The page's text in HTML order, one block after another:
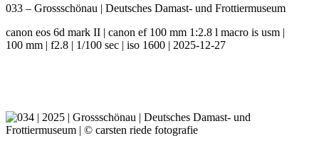
033 – Grossschönau | Deutsches Damast- und Frottiermuseum
canon eos 6d mark II | canon ef 100 mm 1:2.8 l macro is usm |
100 mm | f2.8 | 1/100 sec | iso 1600 | 2025-12-27